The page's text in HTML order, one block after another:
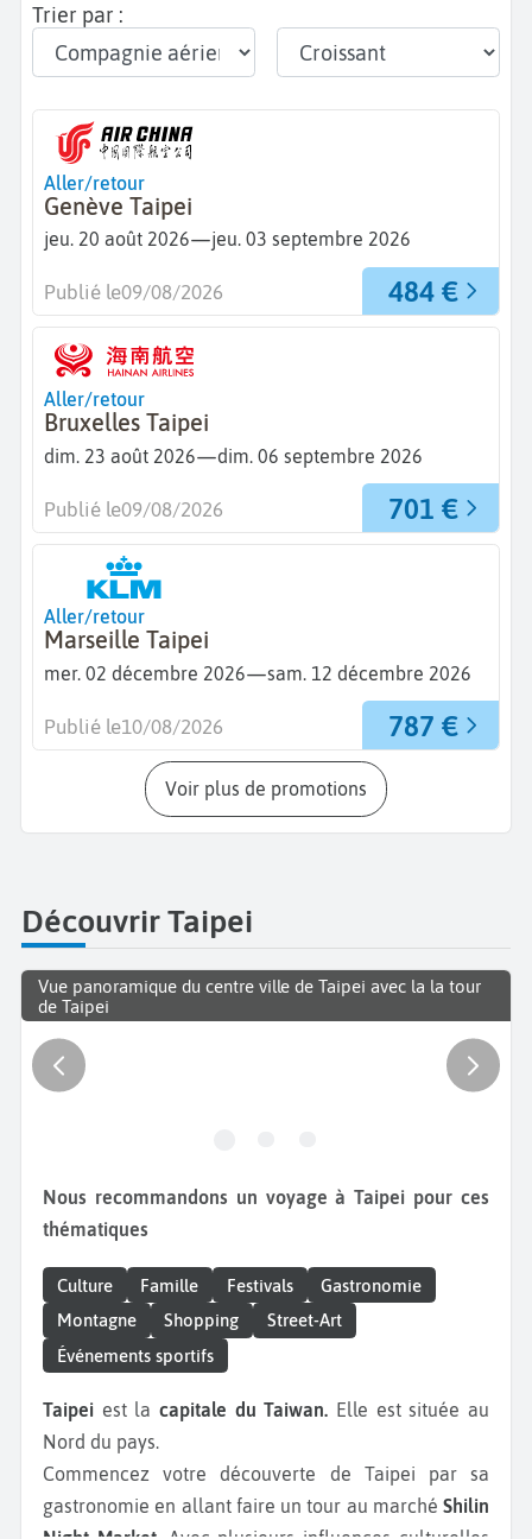
Trier par :
Aller/retour
Genève Taipei
jeu. 20 août 2026—jeu. 03 septembre 2026
484 €
Publié le09/08/2026
Aller/retour
Bruxelles Taipei
dim. 23 août 2026—dim. 06 septembre 2026
701 €
Publié le09/08/2026
Aller/retour
Marseille Taipei
mer. 02 décembre 2026—sam. 12 décembre 2026
787 €
Publié le10/08/2026
Voir plus de promotions
Découvrir Taipei
Vue panoramique du centre ville de Taipei avec la la tour
de Taipei
Nous recommandons un voyage à Taipei pour ces
thématiques
Culture Famille Festivals
Gastronomie
Montagne
Shopping
Street-Art
Événements sportifs
Taipei est la capitale du Taiwan. Elle est située au
Nord du pays.
Commencez votre découverte de Taipei par sa
gastronomie en allant faire un tour au marché Shilin